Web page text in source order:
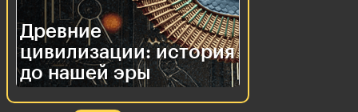
Древние
цивилизации: история
до нашей эры